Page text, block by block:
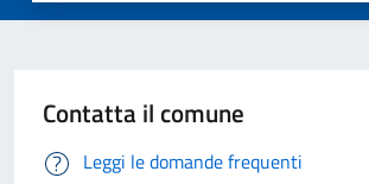
Contatta il comune
Leggi le domande frequenti